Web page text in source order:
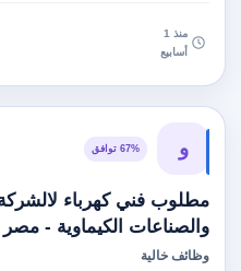
منذ 1
أسابيع
و 67% توافق
مطلوب فني كهرباء
والصناعات الكيماوية - مصر
وظائف خالية